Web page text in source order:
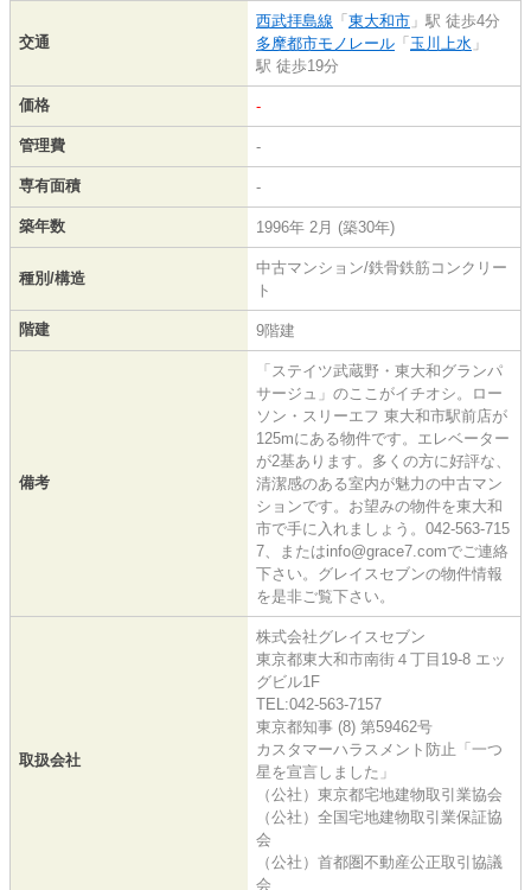
交通
西武拝島線 「 東大和市 」駅 徒歩4分
多摩都市モノレール 「 玉川上水 」
駅 徒歩19分
価格 -
管理費 -
専有面積 -
築年数 1996年 2月 (築30年)
種別/構造
中古マンション/鉄骨鉄筋コンクリー
ト
階建 9階建
備考
「ステイツ武蔵野・東大和グランパ
サージュ」のここがイチオシ。ロー
ソン・スリーエフ 東大和市駅前店が
125mにある物件です。エレベーター
が2基あります。多くの方に好評な、
清潔感のある室内が魅力の中古マン
ションです。お望みの物件を東大和
市で手に入れましょう。042-563-715
7、またはinfo@grace7.comでご連絡
下さい。グレイスセブンの物件情報
を是非ご覧下さい。
取扱会社
株式会社グレイスセブン
東京都東大和市南街４丁目19-8 エッ
グビル1F
TEL:042-563-7157
東京都知事 (8) 第59462号
カスタマーハラスメント防止「一つ
星を宣言しました」
（公社）東京都宅地建物取引業協会
（公社）全国宅地建物取引業保証協
会
（公社）首都圏不動産公正取引協議
会